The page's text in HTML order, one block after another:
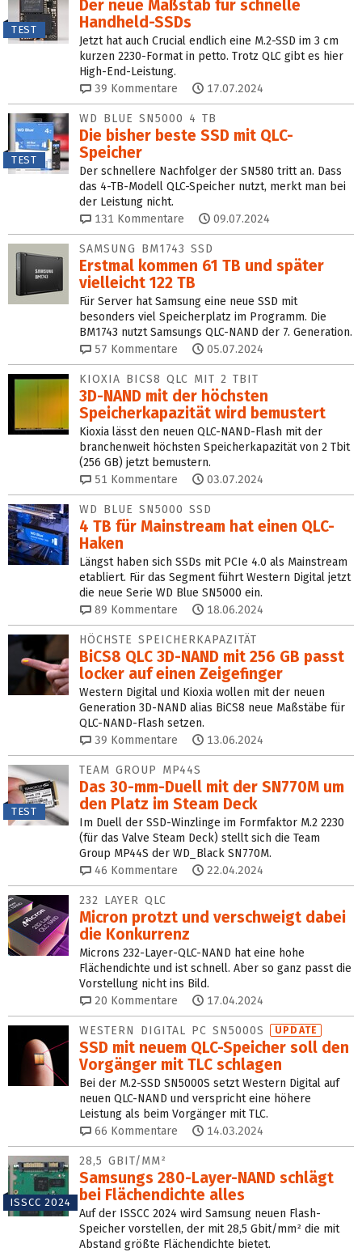
TEST
Der neue Maßstab für schnelle
Handheld-SSDs
Jetzt hat auch Crucial endlich eine M.2-SSD im 3 cm
kurzen 2230-Format in petto. Trotz QLC gibt es hier
High-End-Leistung.
39 Kommentare 17.07.2024
TEST
WD BLUE SN5000 4 TB
Die bisher beste SSD mit QLC-
Speicher
Der schnellere Nachfolger der SN580 tritt an. Dass
das 4-TB-Modell QLC-Speicher nutzt, merkt man bei
der Leistung nicht.
131 Kommentare 09.07.2024
SAMSUNG BM1743 SSD
Erstmal kommen 61 TB und später
vielleicht 122 TB
Für Server hat Samsung eine neue SSD mit
besonders viel Speicherplatz im Programm. Die
BM1743 nutzt Samsungs QLC-NAND der 7. Generation.
57 Kommentare 05.07.2024
KIOXIA BICS8 QLC MIT 2 TBIT
3D-NAND mit der höchsten
Speicherkapazität wird bemustert
Kioxia lässt den neuen QLC-NAND-Flash mit der
branchenweit höchsten Speicherkapazität von 2 Tbit
(256 GB) jetzt bemustern.
51 Kommentare 03.07.2024
WD BLUE SN5000 SSD
4 TB für Mainstream hat einen QLC-
Haken
Längst haben sich SSDs mit PCIe 4.0 als Mainstream
etabliert. Für das Segment führt Western Digital jetzt
die neue Serie WD Blue SN5000 ein.
89 Kommentare 18.06.2024
HÖCHSTE SPEICHERKAPAZITÄT
BiCS8 QLC 3D-NAND mit 256 GB passt
locker auf einen Zeigefinger
Western Digital und Kioxia wollen mit der neuen
Generation 3D-NAND alias BiCS8 neue Maßstäbe für
QLC-NAND-Flash setzen.
39 Kommentare 13.06.2024
TEST
TEAM GROUP MP44S
Das 30-mm-Duell mit der SN770M um
den Platz im Steam Deck
Im Duell der SSD-Winzlinge im Formfaktor M.2 2230
(für das Valve Steam Deck) stellt sich die Team
Group MP44S der WD_Black SN770M.
46 Kommentare 22.04.2024
232 LAYER QLC
Micron protzt und verschweigt dabei
die Konkurrenz
Microns 232-Layer-QLC-NAND hat eine hohe
Flächendichte und ist schnell. Aber so ganz passt die
Vorstellung nicht ins Bild.
20 Kommentare 17.04.2024
WESTERN DIGITAL PC SN5000S UPDATE
SSD mit neuem QLC-Speicher soll den
Vorgänger mit TLC schlagen
Bei der M.2-SSD SN5000S setzt Western Digital auf
neuen QLC-NAND und verspricht eine höhere
Leistung als beim Vorgänger mit TLC.
66 Kommentare 14.03.2024
ISSCC 2024
28,5 GBIT/MM²
Samsungs 280-Layer-NAND schlägt
bei Flächendichte alles
Auf der ISSCC 2024 wird Samsung neuen Flash-
Speicher vorstellen, der mit 28,5 Gbit/mm² die mit
Abstand größte Flächendichte bietet.